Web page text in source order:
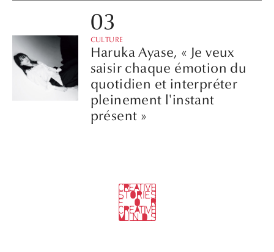
CULTURE
Haruka Ayase, « Je veux
saisir chaque émotion du
quotidien et interpréter
pleinement l'instant
présent »